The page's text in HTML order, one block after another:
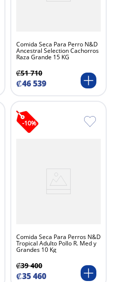
Comida Seca Para Perro N&D
Ancestral Selection Cachorros
Raza Grande 15 KG
₡51 710
₡46539
-10%
Comida Seca Para Perros N&D
Tropical Adulto Pollo R. Med y
Grandes 10 Kg
₡39 400
₡35460